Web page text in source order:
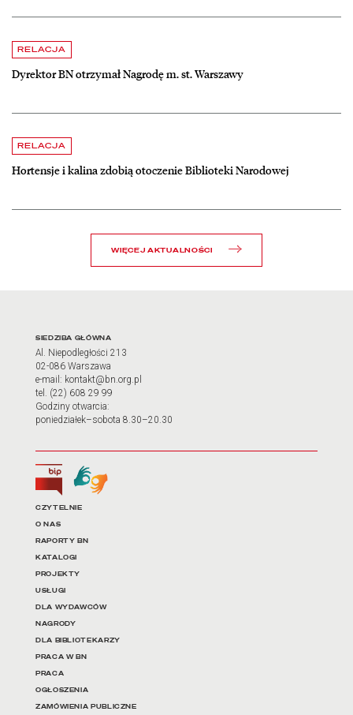
RELACJA
Dyrektor BN otrzymał Nagrodę m. st. Warszawy
czytaj więcej o Dyrektor BN otrzymał Nagrodę m. st. Warszawy
RELACJA
Hortensje i kalina zdobią otoczenie Biblioteki Narodowej
czytaj więcej o Hortensje i kalina zdobią otoczenie Biblioteki
WIĘCEJ AKTUALNOŚCI
Adres oraz godziny
SIEDZIBA GŁÓWNA
Al. Niepodległości 213
02-086 Warszawa
e-mail: kontakt@bn.org.pl
tel. (22) 608 29 99
Godziny otwarcia:
poniedziałek–sobota 8.30–20.30
Biuletyn Informacji Publicznej
Tłumacz języka migowego
Linki do najważniejszych
CZYTELNIE
O NAS
RAPORTY BN
KATALOGI
PROJEKTY
USŁUGI
DLA WYDAWCÓW
NAGRODY
DLA BIBLIOTEKARZY
PRACA W BN
PRACA
OGŁOSZENIA
ZAMÓWIENIA PUBLICZNE